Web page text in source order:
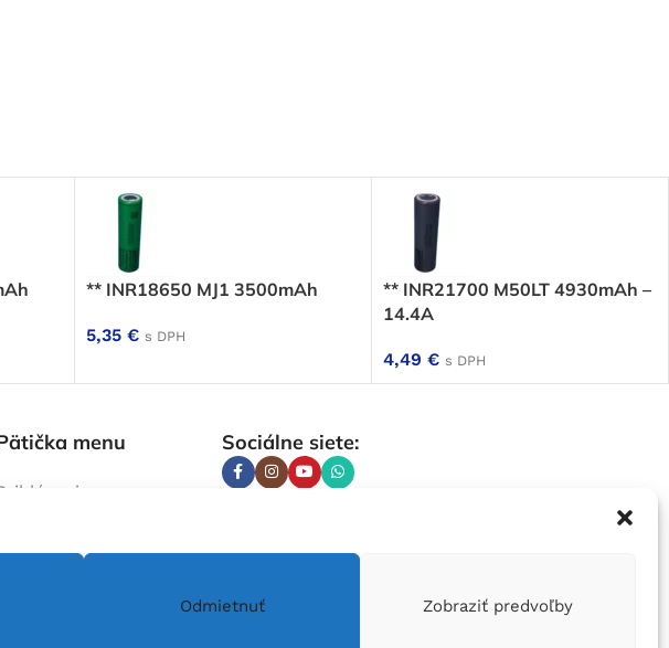
Odmietnuť Zobraziť predvoľby
** INR18650 MJ1 3500mAh
5,35€ s DPH
** INR21700 M50LT 4930mAh –
14.4A
4,49 € s DPH
menu Sociálne siete: